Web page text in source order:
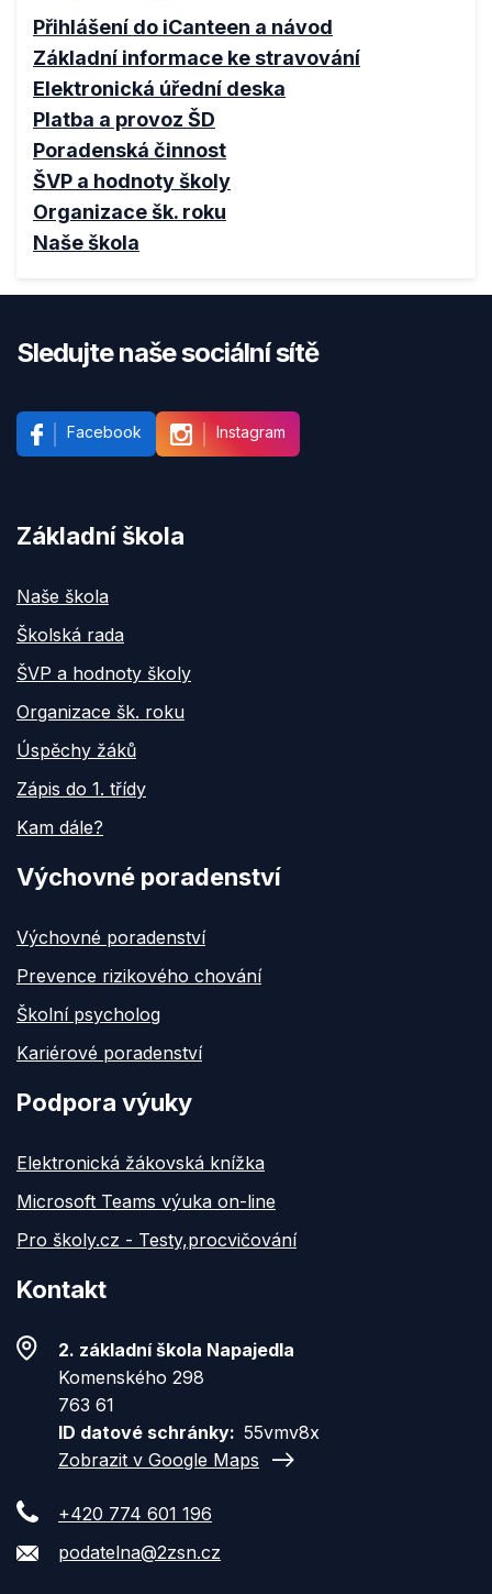
Přihlášení do iCanteen a návod
Základní informace ke stravování
Elektronická úřední deska
Platba a provoz ŠD
Poradenská činnost
ŠVP a hodnoty školy
Organizace šk. roku
Naše škola
Sledujte naše sociální sítě
Facebook Instagram
Základní škola
Naše škola
Školská rada
ŠVP a hodnoty školy
Organizace šk. roku
Úspěchy žáků
Zápis do 1. třídy
Kam dále?
Výchovné poradenství
Výchovné poradenství
Prevence rizikového chování
Školní psycholog
Kariérové poradenství
Podpora výuky
Elektronická žákovská knížka
Microsoft Teams výuka on-line
Pro školy.cz - Testy,procvičování
Kontakt
2. základní škola Napajedla
Komenského 298
763 61
ID datové schránky
55vmv8x
Zobrazit v Google Maps
+420 774 601 196
podatelna@2zsn.cz